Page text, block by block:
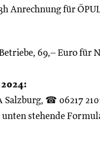
Anrechnung für
69,– Euro für
Salzburg, ☎ 06217
unten stehende